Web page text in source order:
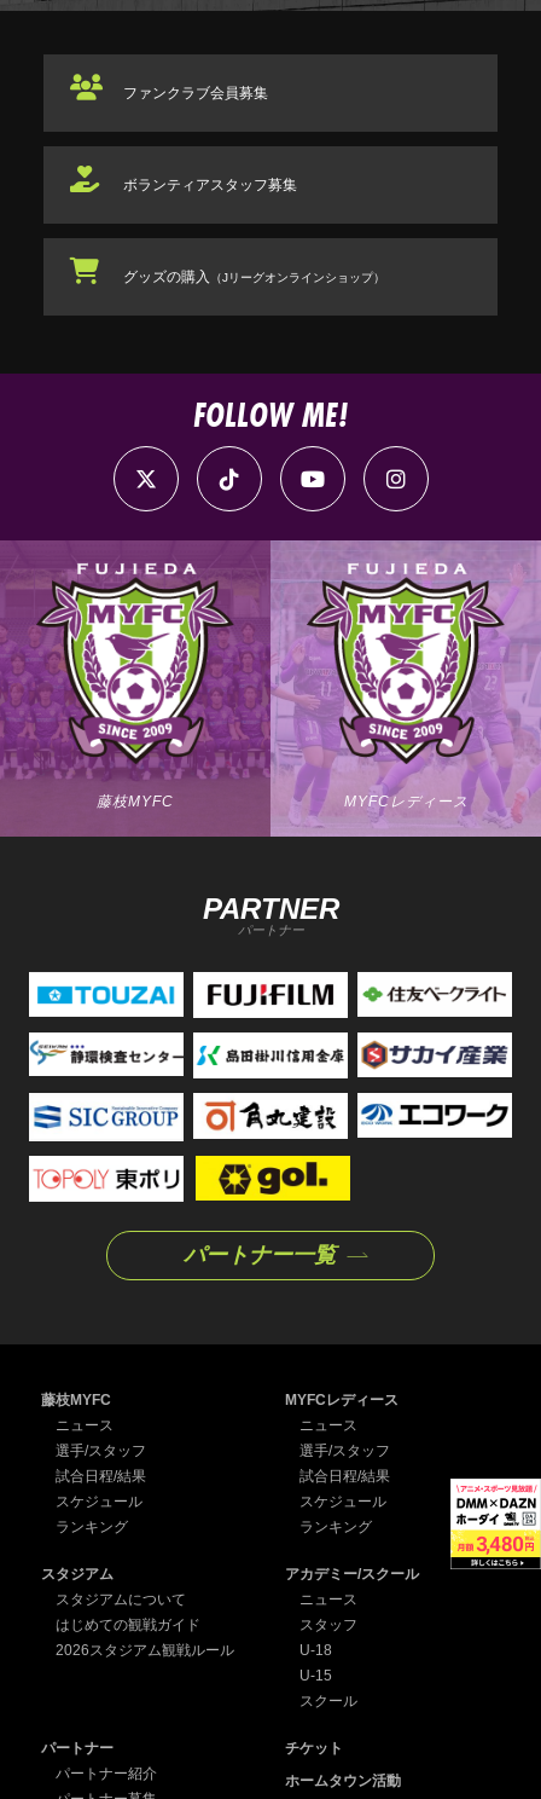
ファンクラブ会員募集
ボランティアスタッフ募集
グッズの購入 （Jリーグオンラインショップ）
FOLLOW ME!
藤枝MYFC MYFCレディース
PARTNER
パートナー
パートナー一覧
藤枝MYFC
ニュース
選手/スタッフ
試合日程/結果
スケジュール
ランキング
MYFCレディース
ニュース
選手/スタッフ
試合日程/結果
スケジュール
ランキング
スタジアム
スタジアムについて
はじめての観戦ガイド
2026スタジアム観戦ルール
アカデミー/スクール
ニュース
スタッフ
U-18
U-15
スクール
パートナー
パートナー紹介
チケット
ホームタウン活動